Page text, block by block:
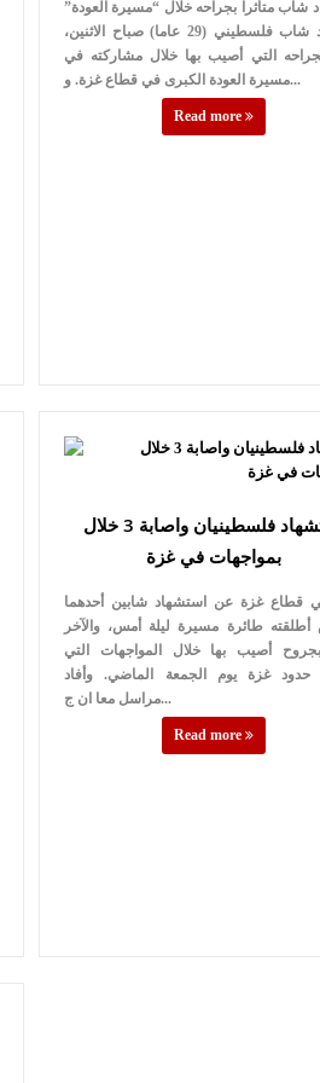
شاب متأثرا بجراحه خلال “مسيرة العودة”
استشهد شاب فلسطيني (29 عاما) صباح الاثنين،
بجراحه التي أصيب بها خلال مشاركته في
مسيرة العودة الكبرى في قطاع غزة. و...
Read more
استشهاد فلسطينيان واصابة 3 خلال
بمواجهات في غزة
قطاع غزة عن استشهاد شابين أحدهما
طائرة مسيرة ليلة أمس، والآخر
بجروح أصيب بها خلال المواجهات التي
حدود غزة يوم الجمعة الماضي. وأفاد
مراسل معا ان ج...
Read more